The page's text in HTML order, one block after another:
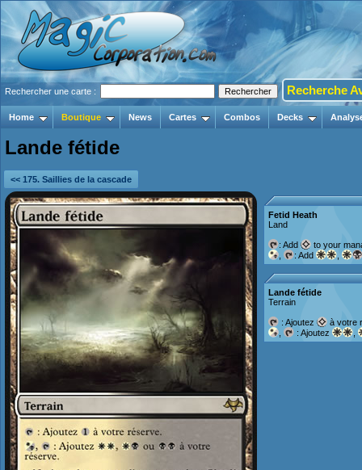
Rechercher une carte : Recherche
Home Boutique News Cartes Combos Decks
Lande fétide
<< 175. Saillies de la cascade
Fetid Heath
Land
: Add
to your
: Add
Lande fétide
Terrain
: Ajoutez
à votre
: Ajoutez